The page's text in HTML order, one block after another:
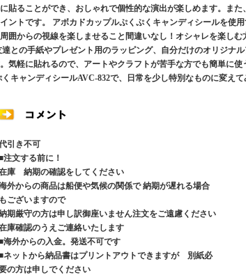
貼ることができ、おしゃれで個性的な演出が楽しめます。また
ントです。 アボカドカップルぷくぷくキャンディシールを使
囲からの視線を楽しませること間違いなし！オシャレを楽しむ
との手紙やプレゼント用のラッピング、自分だけのオリジナ
気軽に貼れるので、アートやクラフトが苦手な方でも簡単に使
キャンディシールAVC-832で、日常を少し特別なものに変えて
引き不可
注文する前に！
庫 納期の確認をしてください
外からの商品は船便や気候の関係で 納期が遅れる場合
もございますので
期厳守の方は申し訳御座いません注文をご遠慮ください
庫確認のうえご連絡いたします
海外からの入金。発送不可です
ネットから納品書はプリントアウトできますが 別紙必
の方は申しでください